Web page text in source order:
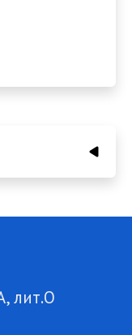
лит.О